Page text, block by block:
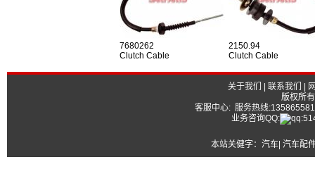
7680262
Clutch Cable
2150.94
Clutch Cable
关于我们 联系我们
版权所
客服中心: 服务热线
业务咨询QQ:
本站关健字： 汽车| 汽车配